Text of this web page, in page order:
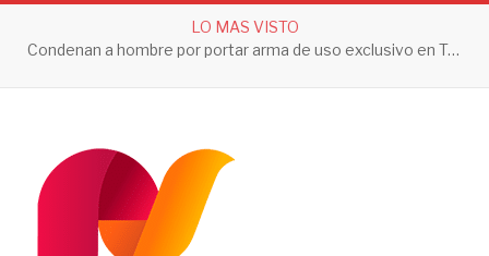
LO MAS VISTO
Condenan a hombre por portar arma de uso exclusivo en Tepic